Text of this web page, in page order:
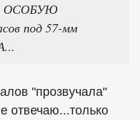
ОСОБУЮ
под 57-мм
"прозвучала"
отвечаю...только